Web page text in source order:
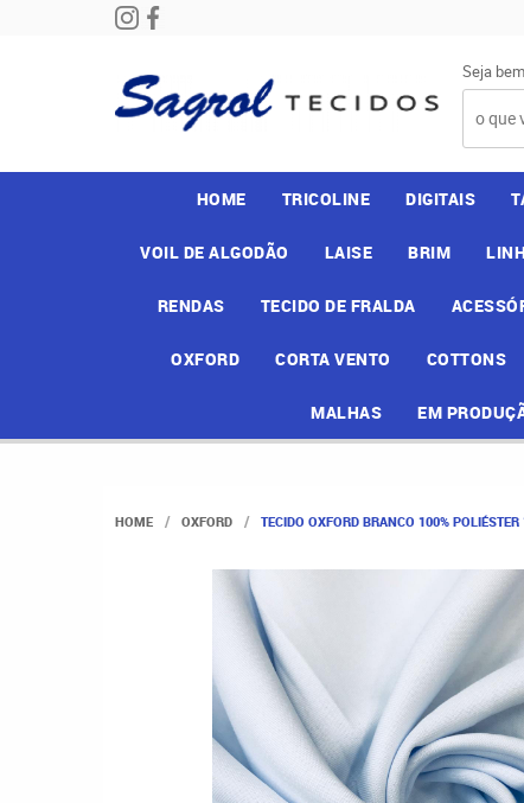
Seja
HOME TRICOLINE DIGITAIS
VOIL DE ALGODÃO LAISE BRIM
RENDAS TECIDO DE FRALDA
OXFORD CORTA VENTO COTTONS
MALHAS EM
HOME OXFORD TECIDO OXFORD BRANCO 100%